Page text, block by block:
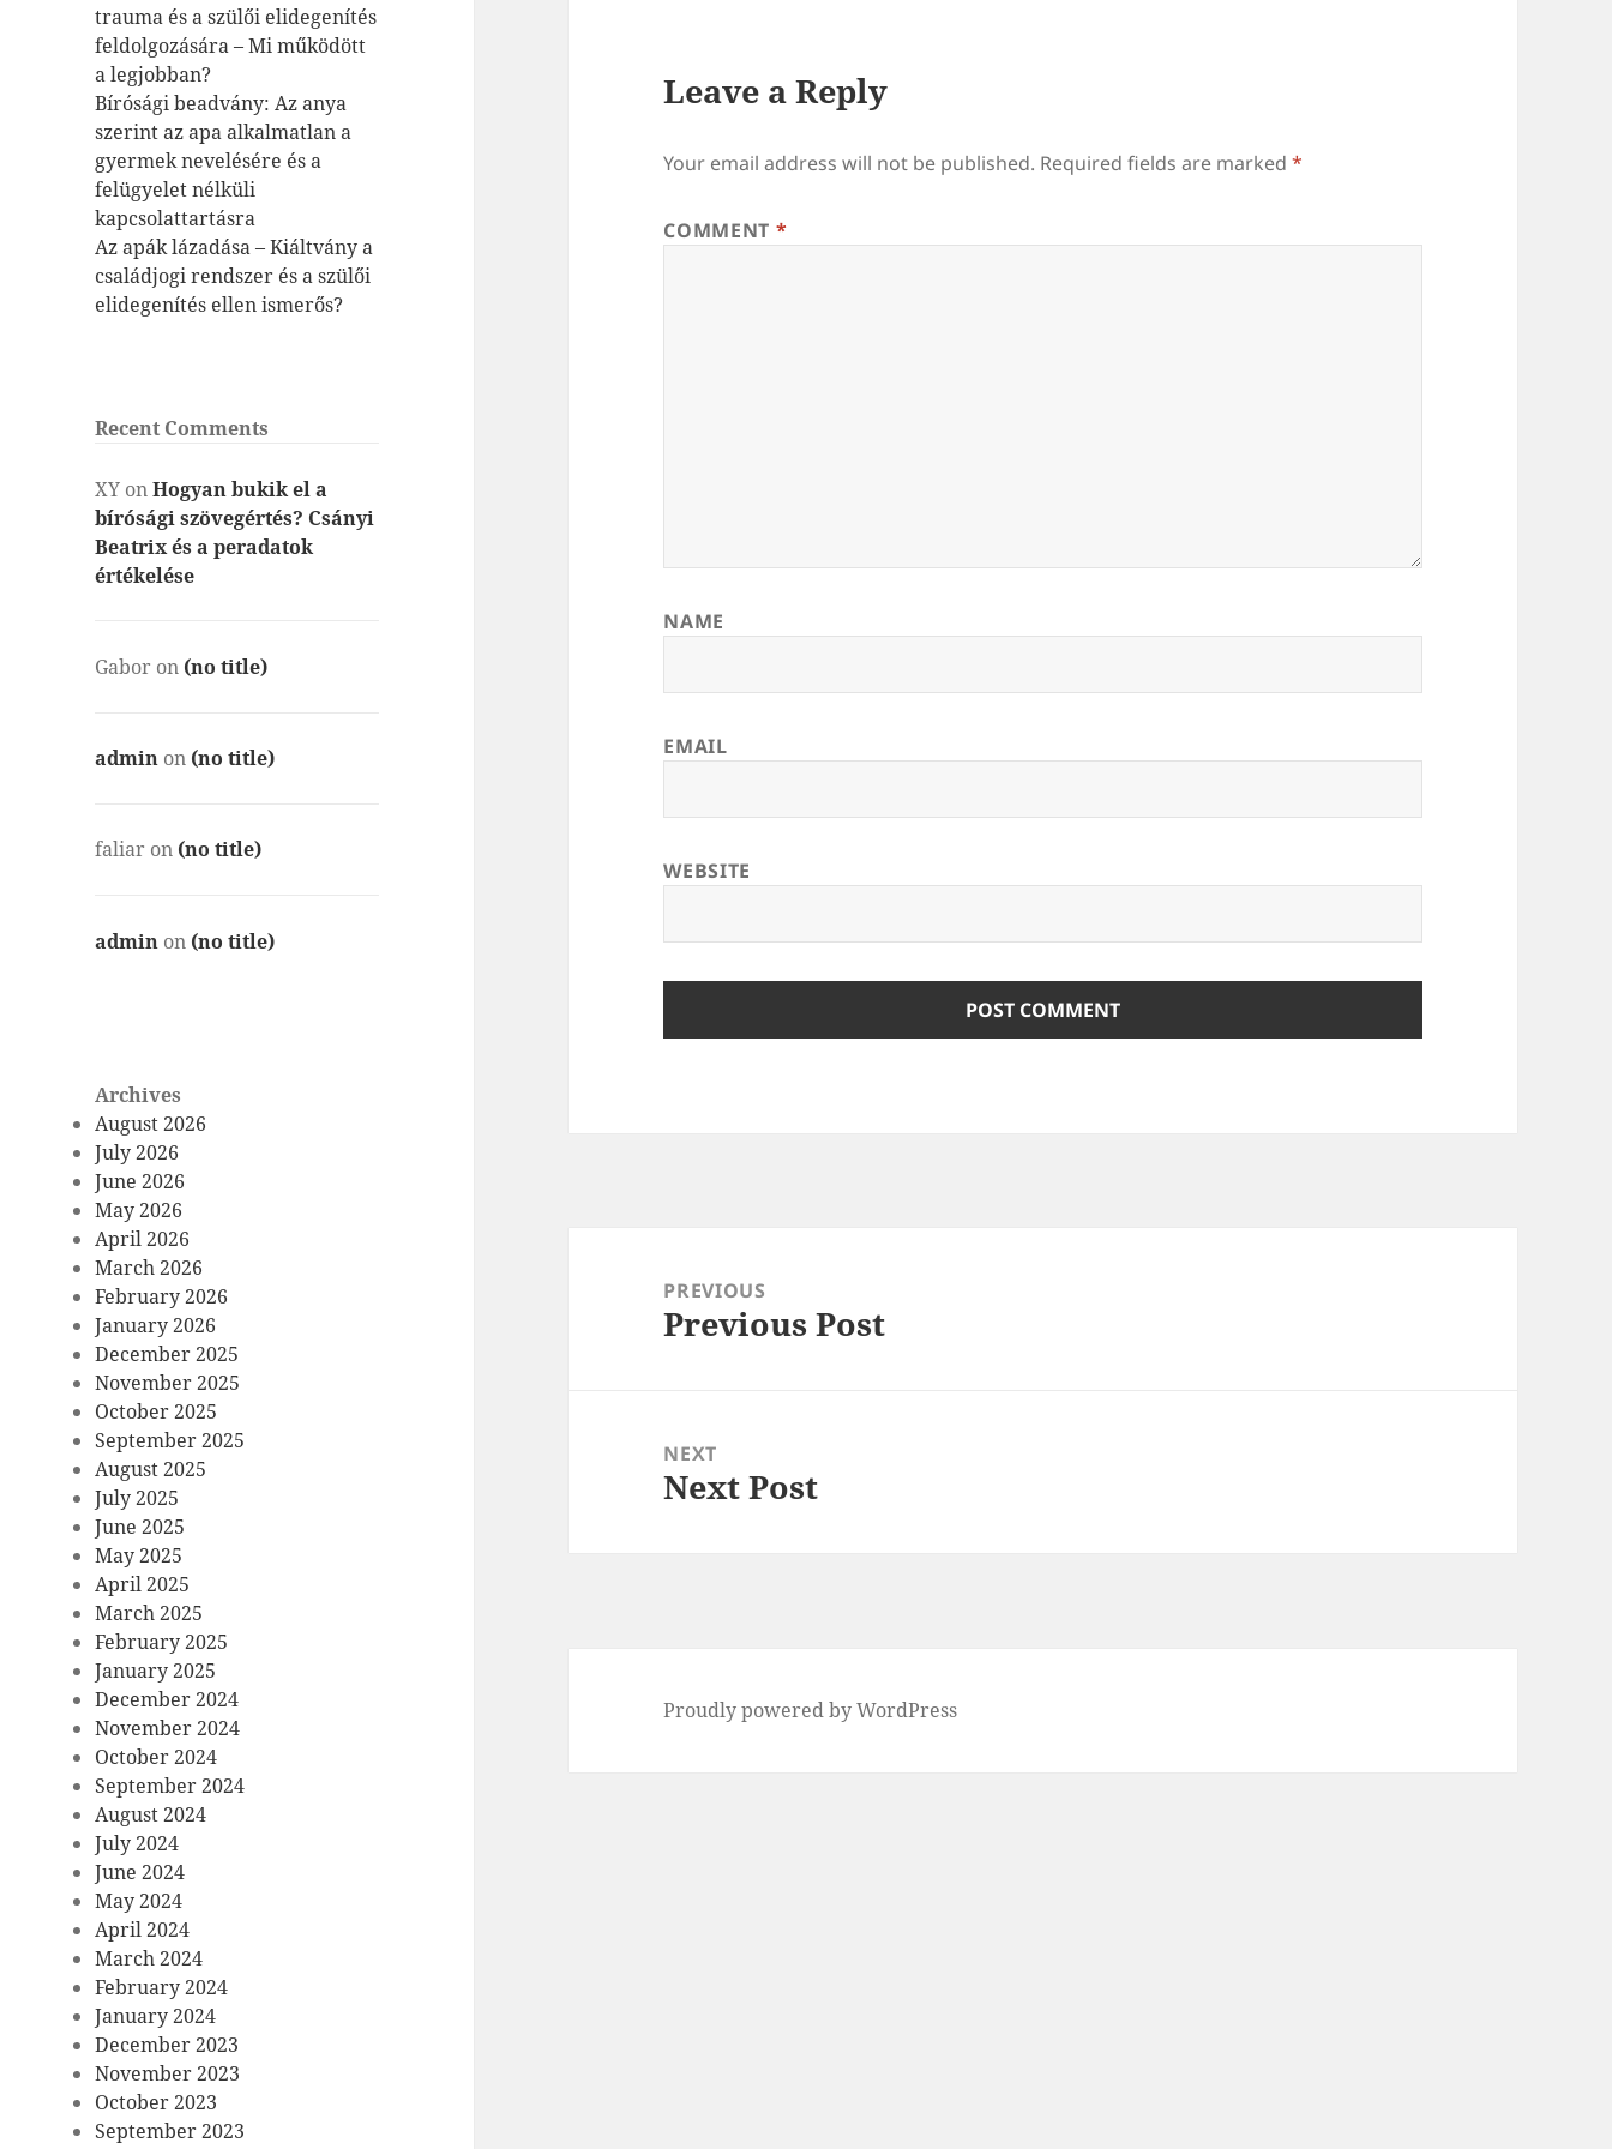
trauma és a szülői elidegenítés
feldolgozására – Mi működött
a legjobban?
Bírósági beadvány: Az anya
szerint az apa alkalmatlan a
gyermek nevelésére és a
felügyelet nélküli
kapcsolattartásra
Az apák lázadása – Kiáltvány a
családjogi rendszer és a szülői
elidegenítés ellen ismerős?
Recent Comments
XY onHogyan bukik el a
bírósági szövegértés? Csányi
Beatrix és a peradatok
értékelése
Gabor on (no title)
admin on (no title)
faliar on (no title)
admin on (no title)
Archives
August 2026
July 2026
June 2026
May 2026
April 2026
March 2026
February 2026
January 2026
December 2025
November 2025
October 2025
September 2025
August 2025
July 2025
June 2025
May 2025
April 2025
March 2025
February 2025
January 2025
December 2024
November 2024
October 2024
September 2024
August 2024
July 2024
June 2024
May 2024
April 2024
March 2024
February 2024
January 2024
December 2023
November 2023
October 2023
September 2023
Leave a Reply
Your email address will not be published. Required fields are marked*
COMMENT *
NAME
EMAIL
WEBSITE
navigationPREVIOUS
Previous
Previous Post
NEXT
Next
Next Post
Proudly powered by WordPress